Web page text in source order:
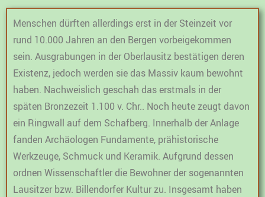
Menschen dürften allerdings erst in der Steinzeit vor
rund 10.000 Jahren an den Bergen vorbeigekommen
sein. Ausgrabungen in der Oberlausitz bestätigen deren
Existenz, jedoch werden sie das Massiv kaum bewohnt
haben. Nachweislich geschah das erstmals in der
späten Bronzezeit 1.100 v. Chr.. Noch heute zeugt davon
ein Ringwall auf dem Schafberg. Innerhalb der Anlage
fanden Archäologen Fundamente, prähistorische
Werkzeuge, Schmuck und Keramik. Aufgrund dessen
ordnen Wissenschaftler die Bewohner der sogenannten
Lausitzer bzw. Billendorfer Kultur zu. Insgesamt haben